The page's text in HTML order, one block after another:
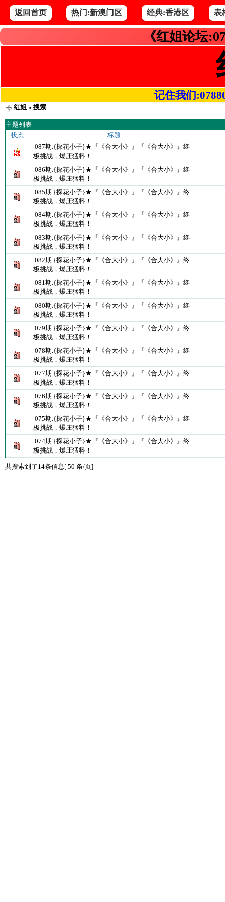
返回首页 热门:新澳门区 经典:香港区 表
《红姐论坛
记住我们
红姐» 搜索
主题列表
状态
标题
087期.{探花小子}★『《合大小》』『《合大小》』终
极挑战，爆庄猛料！
086期.{探花小子}★『《合大小》』『《合大小》』终
极挑战，爆庄猛料！
085期.{探花小子}★『《合大小》』『《合大小》』终
极挑战，爆庄猛料！
084期.{探花小子}★『《合大小》』『《合大小》』终
极挑战，爆庄猛料！
083期.{探花小子}★『《合大小》』『《合大小》』终
极挑战，爆庄猛料！
082期.{探花小子}★『《合大小》』『《合大小》』终
极挑战，爆庄猛料！
081期.{探花小子}★『《合大小》』『《合大小》』终
极挑战，爆庄猛料！
080期.{探花小子}★『《合大小》』『《合大小》』终
极挑战，爆庄猛料！
079期.{探花小子}★『《合大小》』『《合大小》』终
极挑战，爆庄猛料！
078期.{探花小子}★『《合大小》』『《合大小》』终
极挑战，爆庄猛料！
077期.{探花小子}★『《合大小》』『《合大小》』终
极挑战，爆庄猛料！
076期.{探花小子}★『《合大小》』『《合大小》』终
极挑战，爆庄猛料！
075期.{探花小子}★『《合大小》』『《合大小》』终
极挑战，爆庄猛料！
074期.{探花小子}★『《合大小》』『《合大小》』终
极挑战，爆庄猛料！
共搜索到了14条信息[ 50 条/页]